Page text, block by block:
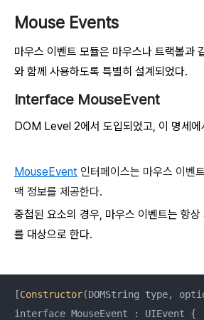
Mouse Events
마우스 이벤트 모듈은 마우스나 트랙볼과
와 함께 사용하도록 특별히 설계되었다.
Interface MouseEvent
DOM Level 2에서 도입되었고, 이 명세에
MouseEvent 인터페이스는 마우스 이벤
맥 정보를 제공한다.
중첩된 요소의 경우, 마우스 이벤트는 항
를 대상으로 한다.
[Constructor(DOMString type,
interface MouseEvent : UIEvent {